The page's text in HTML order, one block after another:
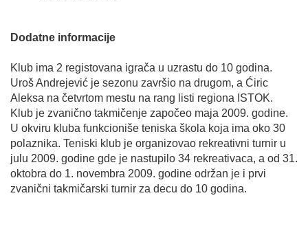
Dodatne informacije
Klub ima 2 registovana igrača u uzrastu do 10 godina.
Uroš Andrejević je sezonu završio na drugom, a Ćiric
Aleksa na četvrtom mestu na rang listi regiona ISTOK.
Klub je zvanično takmičenje započeo maja 2009. godine.
U okviru kluba funkcioniše teniska škola koja ima oko 30
polaznika. Teniski klub je organizovao rekreativni turnir u
julu 2009. godine gde je nastupilo 34 rekreativaca, a od 31.
oktobra do 1. novembra 2009. godine održan je i prvi
zvanični takmičarski turnir za decu do 10 godina.